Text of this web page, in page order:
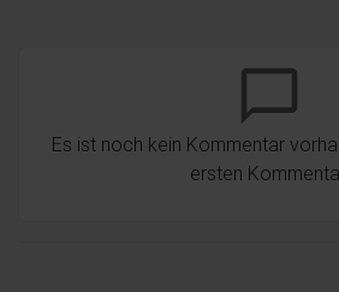
chat_bubble_outline
Es ist noch kein Kommentar
ersten